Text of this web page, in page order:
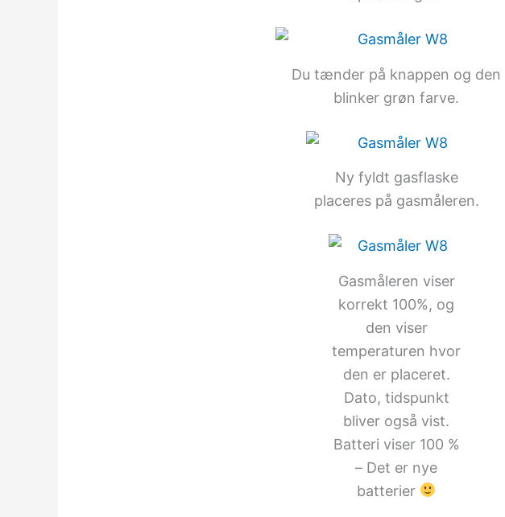
Du tænder på knappen og den
blinker grøn farve.
Ny fyldt gasflaske
placeres på gasmåleren.
Gasmåleren viser
korrekt 100%, og
den viser
temperaturen hvor
den er placeret.
Dato, tidspunkt
bliver også vist.
Batteri viser 100 %
– Det er nye
batterier